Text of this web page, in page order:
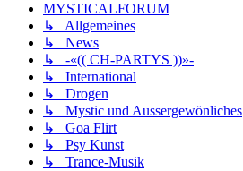
MYSTICALFORUM
↳ Allgemeines
↳ News
↳ -«(( CH-PARTYS ))»-
↳ International
↳ Drogen
↳ Mystic und Aussergewönliches
↳ Goa Flirt
↳ Psy Kunst
↳ Trance-Musik